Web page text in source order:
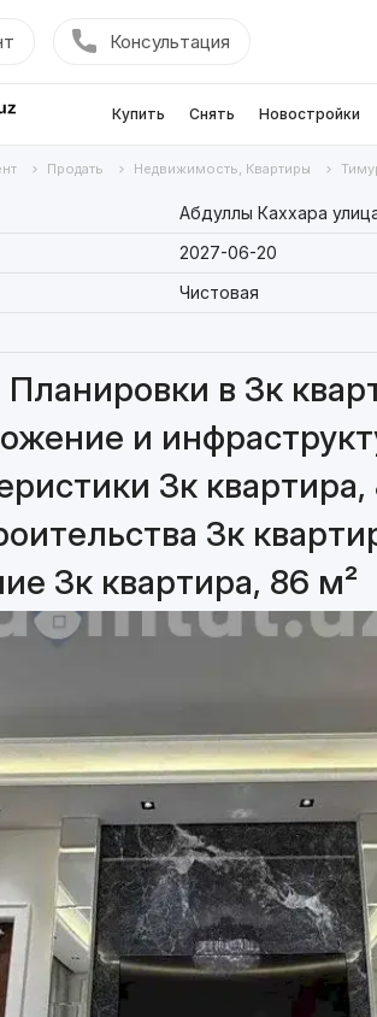
Консультация
Купить Снять Новостройки
Продать Недвижимость, Квартиры
Абдуллы Каххара
2027-06-20
Чистовая
в 3к
и
3к квартира,
3к
3к квартира, 86 м²